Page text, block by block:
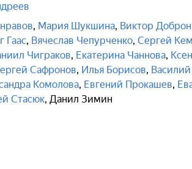
, Мария Шукшина, Виктор
Гаас, Вячеслав Чепурченко, Сергей
Чиграков, Екатерина Чаннова,
Сафронов, Илья Борисов, Василий
Комолова, Евгений Прокашев,
Стасюк, Данил Зимин